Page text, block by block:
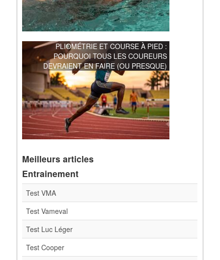
PLIOMÉTRIE ET COURSE À PIED :
POURQUOI TOUS LES COUREURS
DEVRAIENT EN FAIRE (OU PRESQUE)
Meilleurs articles
Entrainement
Test VMA
Test Vameval
Test Luc Léger
Test Cooper